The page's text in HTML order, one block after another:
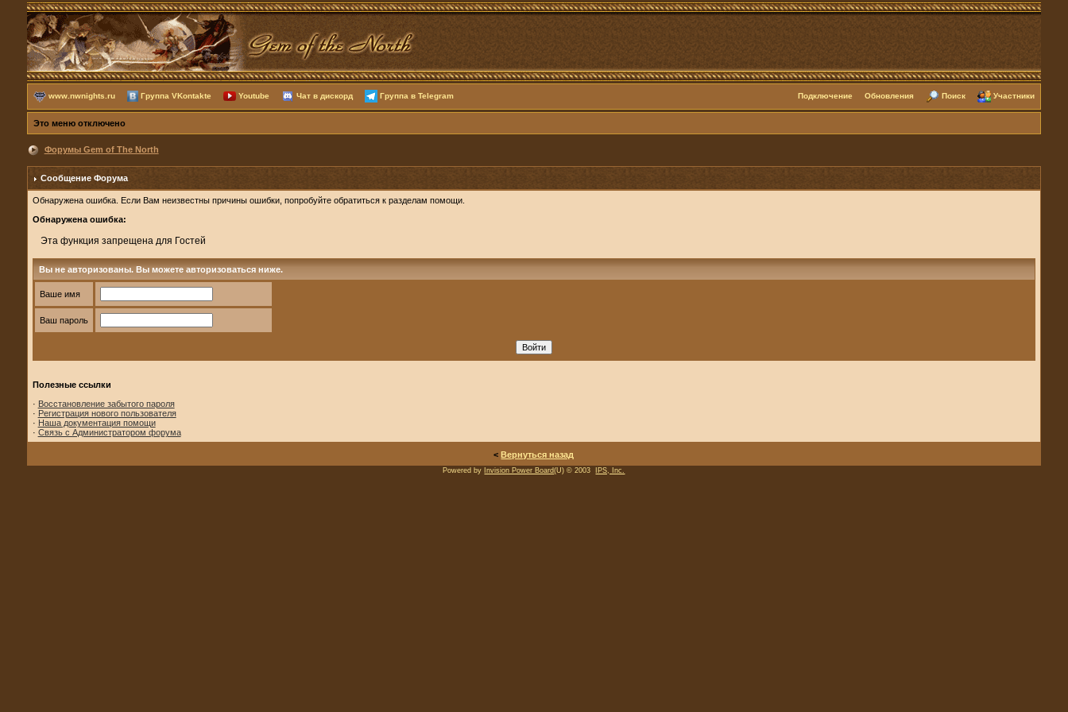
www.nwnights.ru Группа VKontakte Youtube Чат в дискорд Группа в Telegram Подключение Обновления Поиск Участники
Это меню отключено
Форумы Gem of The North
Сообщение Форума
Обнаружена ошибка. Если Вам неизвестны причины ошибки, попробуйте обратиться к разделам помощи.
Обнаружена ошибка:
Эта функция запрещена для Гостей
Вы не авторизованы. Вы можете авторизоваться ниже.
Ваше имя
Ваш пароль
Полезные ссылки
· Восстановление забытого пароля
· Регистрация нового пользователя
· Наша документация помощи
· Связь с Администратором форума
<Вернуться назад
Powered by Invision Power Board(U) © 2003 IPS, Inc.